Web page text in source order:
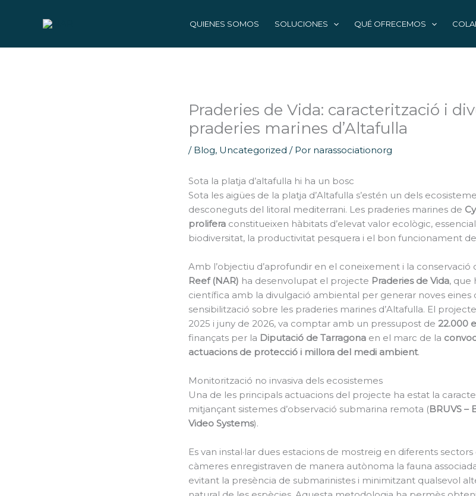
QUIENES SOMOS SOLUCIONES QUÉ OFRECEMOS
Praderies de Vida: caracterització i
praderies marines d’Altafulla
/ Blog, Uncategorized / Por narassociationorg
Sota la platja d’altafulla hi ha un bosc
Sota les aigües de la platja d’Altafulla s’estén un dels
desconeguts del litoral mediterrani. Les praderies marines de
prolifera constitueixen hàbitats d’elevat valor ecològic,
biodiversitat, la productivitat pesquera i el bon funcionament
Amb l’objectiu d’aprofundir en el coneixement i la conservació
Reef (NAR) ha desenvolupat el projecte Praderies de Vida, que
científica amb la divulgació ambiental per generar noves eines
sensibilització sobre les praderies marines d’Altafulla. El
2025 i juny de 2026, va comptar amb un pressupost de 22.000
finançats per la Diputació de Tarragona en el marc de la
actuacions de protecció i millora del medi ambient.
Monitorització no invasiva dels ecosistemes
Una de les principals actuacions del projecte ha estat la
mitjançant sistemes d’observació submarina remota (BRUVS
Video Systems).
Es van instal·lar dues estacions de mostreig en diferents
càmeres enregistraven de manera autònoma la fauna
evitant la presència de submarinistes i minimitzant qualsevol